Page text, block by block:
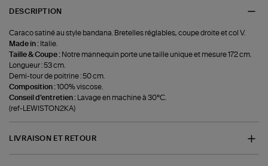
DESCRIPTION
Caraco satiné au style bandana. Bretelles réglables, coupe droite et col V.
Made in : Italie.
Taille & Coupe : Notre mannequin porte une taille unique et mesure 172 cm.
Longueur : 53 cm.
Demi-tour de poitrine : 50 cm.
Composition :100% viscose.
Conseil d'entretien : Lavage en machine à 30°C.
(ref-LEWISTON2KA)
LIVRAISON ET RETOUR